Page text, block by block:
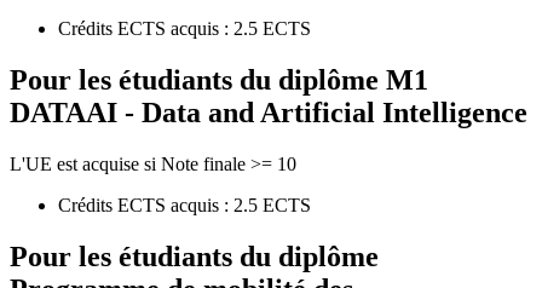
Crédits ECTS acquis : 2.5 ECTS
Pour les étudiants du diplôme M1
DATAAI - Data and Artificial Intelligence
L'UE est acquise si Note finale >= 10
Crédits ECTS acquis : 2.5 ECTS
Pour les étudiants du diplôme